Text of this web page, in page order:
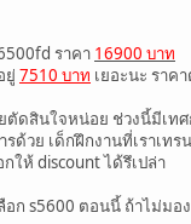
ราคา 16900 บาท
ยู่ 7510 บาท เยอะนะ ราค
ตัดสินใจหน่อย ช่วงนี้มีเท
ด้วย เด็กฝึกงานที่เราเท
ให้ discount ได้รึเปล่า
อก s5600 ตอนนี้ ถ้าไม่มอ